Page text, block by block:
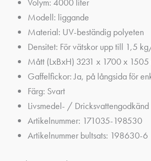
Modell: liggande
Material: UV-beständig polyeten
Densitet: För vätskor upp till 1,5
Mått (LxBxH) 3231 x 1700 x 1505
Gaffelfickor: Ja, på långsida för
Färg: Svart
Livsmedel- / Dricksvattengodkänd
Artikelnummer: 171035-198530
Artikelnummer bultsats: 198630-6